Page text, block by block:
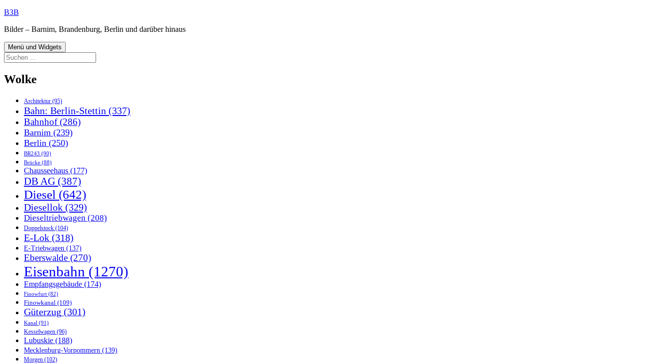
Zum
springen
B3B
Bilder – Barnim, Brandenburg, Berlin und darüber hinaus
Menü und Widgets
Suchen
nach:
Wolke
Architektur (95)
Bahn: Berlin-Stettin (337)
Bahnhof(286)
Barnim (239)
Berlin (250)
BR243 (90)
Brücke (88)
Chausseehaus (177)
DB AG (387)
Diesel (642)
Diesellok (329)
Dieseltriebwagen (208)
Doppelstock (104)
E-Lok (318)
E-Triebwagen (137)
Eberswalde (270)
Eisenbahn (1270)
Empfangsgebäude (174)
Finowfurt (82)
Finowkanal (109)
Güterzug (301)
Kanal (91)
Kesselwagen (96)
Lubuskie (188)
Mecklenburg-Vorpommern (139)
Morgen (102)